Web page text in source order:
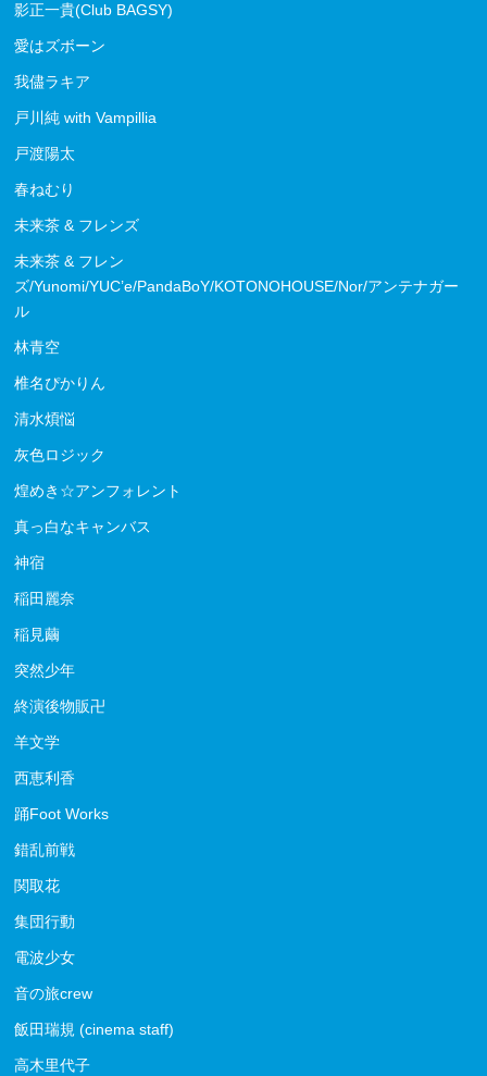
影正一貴(Club BAGSY)
愛はズボーン
我儘ラキア
戸川純 with Vampillia
戸渡陽太
春ねむり
未来茶 & フレンズ
未来茶 & フレン
ズ/Yunomi/YUC’e/PandaBoY/KOTONOHOUSE/Nor/アンテナガー
ル
林青空
椎名ぴかりん
清水煩悩
灰色ロジック
煌めき☆アンフォレント
真っ白なキャンバス
神宿
稲田麗奈
稲見繭
突然少年
終演後物販卍
羊文学
西恵利香
踊Foot Works
錯乱前戦
関取花
集団行動
電波少女
音の旅crew
飯田瑞規 (cinema staff)
高木里代子